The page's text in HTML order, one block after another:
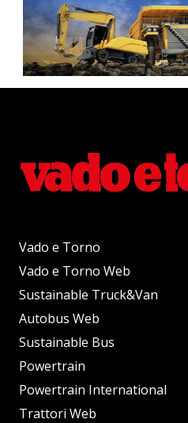
Vado e Torno
Vado e Torno Web
Sustainable Truck&Van
Autobus Web
Sustainable Bus
Powertrain
Powertrain International
Trattori Web